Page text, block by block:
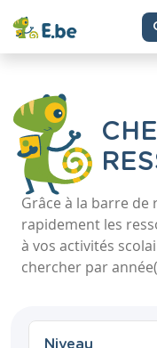
Grâce à la barre de
rapidement les
à vos activités
chercher par